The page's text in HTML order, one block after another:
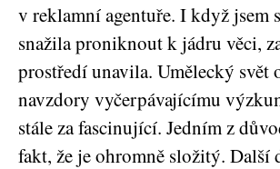
v reklamní agentuře. I když jsem
snažila proniknout k jádru věci,
prostředí unavila. Umělecký svět
navzdory vyčerpávajícímu
stále za fascinující. Jedním z
fakt, že je ohromně složitý. Další